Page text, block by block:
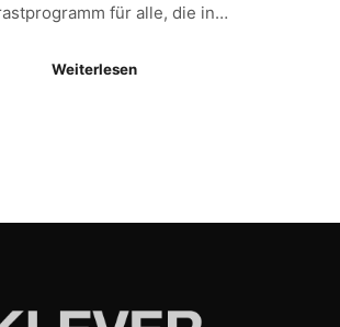
für alle, die in…
Weiterlesen